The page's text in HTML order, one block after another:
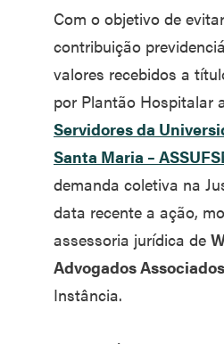
Com o objetivo de
contribuição
valores recebidos a
por Plantão Hospitalar
Servidores da
Santa Maria –
demanda coletiva na
data recente a ação,
assessoria jurídica de
Advogados
Instância.